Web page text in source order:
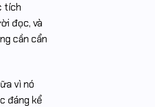
tích
đọc, và
cần cẩn
vì nó
đáng kể